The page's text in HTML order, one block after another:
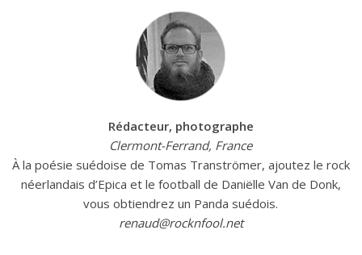
Rédacteur, photographe
Clermont-Ferrand, France
À la poésie suédoise de Tomas Tranströmer, ajoutez le rock
néerlandais d’Epica et le football de Daniëlle Van de Donk,
vous obtiendrez un Panda suédois.
renaud@rocknfool.net